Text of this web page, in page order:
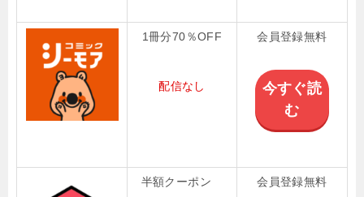
1冊分70％OFF
配信なし
会員登録無料
今すぐ読
む
半額クーポン 会員登録無料